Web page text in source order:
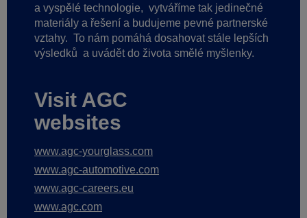
a vyspělé technologie, vytváříme tak jedinečné
materiály a řešení a budujeme pevné partnerské
vztahy. To nám pomáhá dosahovat stále lepších
výsledků a uvádět do života smělé myšlenky.
Visit AGC
websites
www.agc-yourglass.com
www.agc-automotive.com
www.agc-careers.eu
www.agc.com